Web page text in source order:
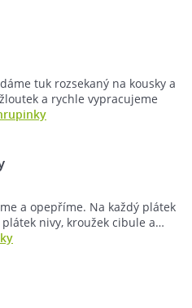
tuk rozsekaný na kousky a
a rychle vypracujeme
a opepříme. Na každý plátek
nivy, kroužek cibule a…